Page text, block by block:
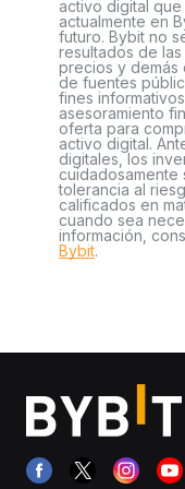
activo digital
actualmente en
futuro. Bybit no
resultados de
precios y demás
de fuentes
fines
asesoramiento
oferta para
activo digital.
digitales, los
cuidadosamente
tolerancia al
calificados en
cuando sea
información,
Bybit.